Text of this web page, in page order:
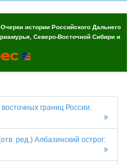
истории Российского Дальнего
Северо-Восточной Сибири и
границ России.
ред.) Албазинский острог: